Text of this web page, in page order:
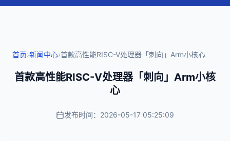
首页›新闻中心›首款高性能RISC-V处理器「刺向」Arm小核心
首款高性能RISC-V处理器「刺向」Arm小核
心
发布时间：2026-05-17 05:25:09